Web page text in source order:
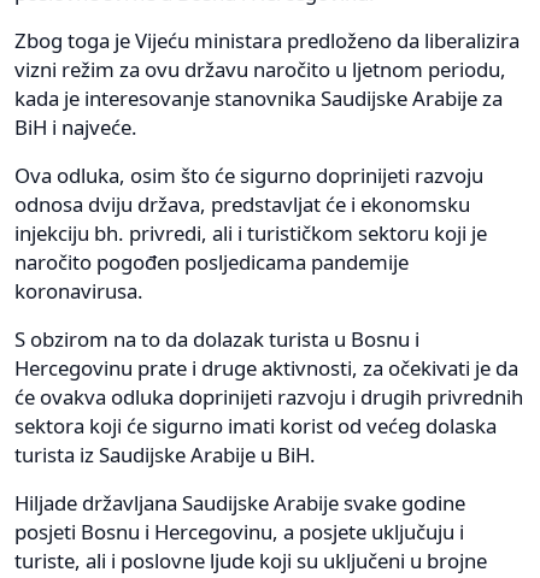
Zbog toga je Vijeću ministara predloženo da liberalizira
vizni režim za ovu državu naročito u ljetnom periodu,
kada je interesovanje stanovnika Saudijske Arabije za
BiH i najveće.
Ova odluka, osim što će sigurno doprinijeti razvoju
odnosa dviju država, predstavljat će i ekonomsku
injekciju bh. privredi, ali i turističkom sektoru koji je
naročito pogođen posljedicama pandemije
koronavirusa.
S obzirom na to da dolazak turista u Bosnu i
Hercegovinu prate i druge aktivnosti, za očekivati je da
će ovakva odluka doprinijeti razvoju i drugih privrednih
sektora koji će sigurno imati korist od većeg dolaska
turista iz Saudijske Arabije u BiH.
Hiljade državljana Saudijske Arabije svake godine
posjeti Bosnu i Hercegovinu, a posjete uključuju i
turiste, ali i poslovne ljude koji su uključeni u brojne